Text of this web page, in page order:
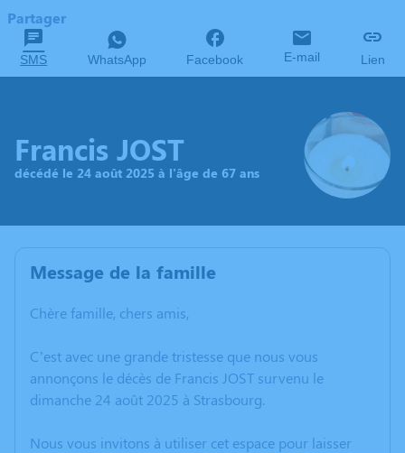
Partager
SMS WhatsApp Facebook E-mail Lien
Francis JOST
décédé le 24 août 2025 à l'âge de 67 ans
Message de la famille
Chère famille, chers amis,
C’est avec une grande tristesse que nous vous
annonçons le décès de Francis JOST survenu le
dimanche 24 août 2025 à Strasbourg.
Nous vous invitons à utiliser cet espace pour laisser